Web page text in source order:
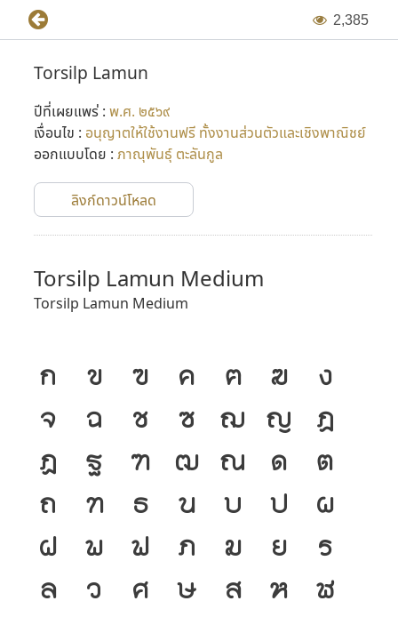
2,385
Torsilp Lamun
ปีที่เผยแพร่ : พ.ศ. ๒๕๖๙
เงื่อนไข : อนุญาตให้ใช้งานฟรี ทั้งงานส่วนตัวและเชิงพาณิชย์
ออกแบบโดย : ภาณุพันธุ์ ตะลันกูล
ลิงก์ดาวน์โหลด
Torsilp Lamun Medium
Torsilp Lamun Medium
ก ข ฃ ค ฅ ฆ
ง
จ
ฉ ช ซ ฌ ญ
ฎ
ฏ
ฐ ฑ ฒ ณ ด
ต
ถ
ท ธ น บ ป
ผ
ฝ
พ ฟ ภ ม ย
ร
ล
ว ศ ษ ส ห
ฬ